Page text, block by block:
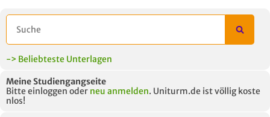
-> Beliebteste Unterlagen
Meine Studiengangseite
Bitte einloggen oder neu anmelden. Uniturm.de ist völlig koste
nlos!